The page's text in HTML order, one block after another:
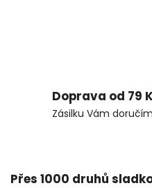
Doprava od 79
Zásilku Vám
Přes 1000 druhů